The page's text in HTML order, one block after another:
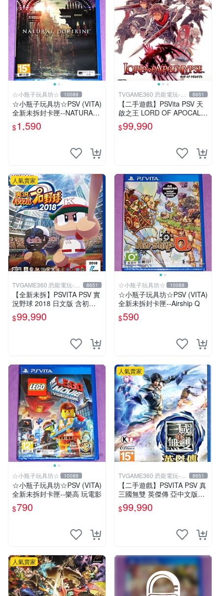
☆小瓶子玩具坊☆ 10088
☆小瓶子玩具坊☆PSV (VITA)
全新未拆封卡匣--NATURAL
DOCTRINE 自然教義/自然教
理(日版)
$1,590
TVGAME360 恐龍電玩-台
中店
8651
【二手遊戲】PSVita PSV 天
啟之王 LORD OF APOCALY
PSE 日文版【台中恐龍電
玩】
$99,990
人氣賣家
TVGAME360 恐龍電玩-台
中店
8651
【全新未拆】PSVITA PSV 實
況野球 2018 日文版 含初回
限定特典【台中恐龍電玩】
$99,990
☆小瓶子玩具坊☆ 10088
☆小瓶子玩具坊☆PSV (VITA)
全新未拆封卡匣--Airship Q
$590
☆小瓶子玩具坊☆ 10088
☆小瓶子玩具坊☆PSV (VITA)
全新未拆封卡匣--樂高 玩電影
$790
人氣賣家
TVGAME360 恐龍電玩-台
中店
8651
【二手遊戲】PSVITA PSV 真
三國無雙 英傑傳 亞中文版
【台中恐龍電玩】
$99,990
人氣賣家